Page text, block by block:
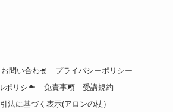
お問い合わせ
プライバシーポリシー
ポリシー
免責事項
受講規約
法に基づく表示(アロンの杖）